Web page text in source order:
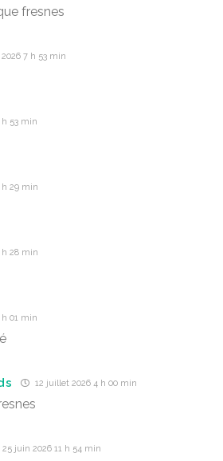
fresnes
7 h 53 min
53 min
h 29 min
h 28 min
01 min
12 juillet 2026 4 h 00 min
25 juin 2026 11 h 54 min